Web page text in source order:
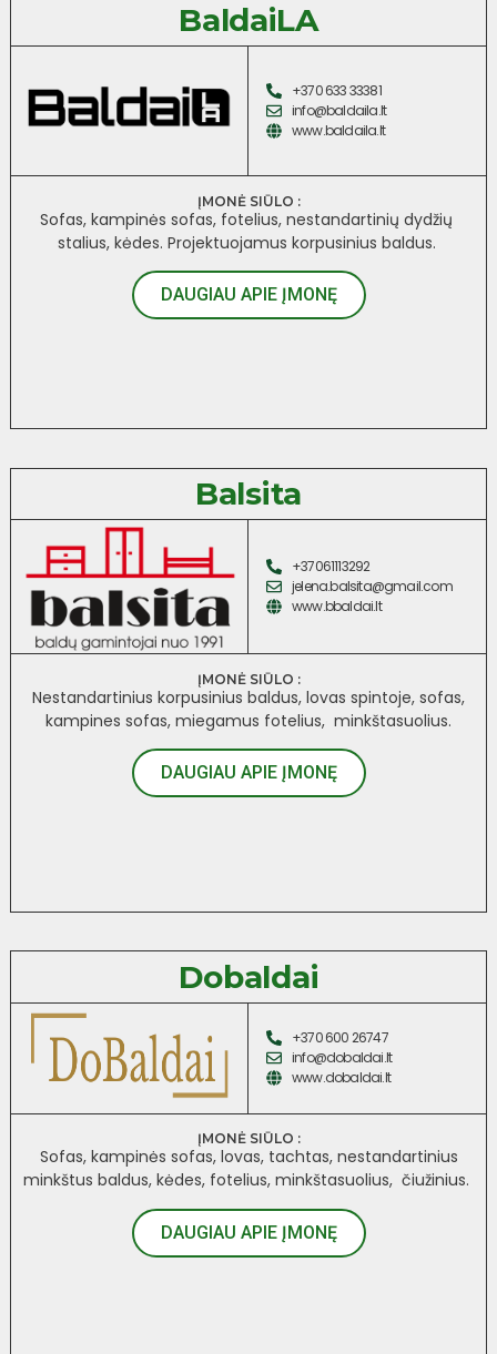
BaldaiLA
+370 633 33381
info@baldaila.lt
www.baldaila.lt
ĮMONĖ SIŪLO :
Sofas, kampinės sofas, fotelius, nestandartinių dydžių
stalius, kėdes. Projektuojamus korpusinius baldus.
DAUGIAU APIE ĮMONĘ
Balsita
+37061113292
jelena.balsita@gmail.com
www.bbaldai.lt
ĮMONĖ SIŪLO :
Nestandartinius korpusinius baldus, lovas spintoje, sofas,
kampines sofas, miegamus fotelius, minkštasuolius.
DAUGIAU APIE ĮMONĘ
Dobaldai
+370 600 26747
info@dobaldai.lt
www.dobaldai.lt
ĮMONĖ SIŪLO :
Sofas, kampinės sofas, lovas, tachtas, nestandartinius
minkštus baldus, kėdes, fotelius, minkštasuolius, čiužinius.
DAUGIAU APIE ĮMONĘ